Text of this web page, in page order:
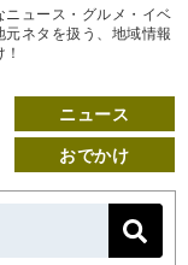
ュース・グルメ・イベ
ネタを扱う、地域情報
ニュース
おでかけ